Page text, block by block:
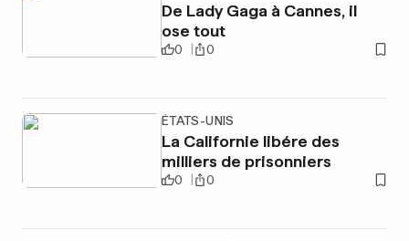
De Lady Gaga à Cannes, il
ose tout
0 0
ÉTATS-UNIS
La Californie libére des
milliers de prisonniers
0 0